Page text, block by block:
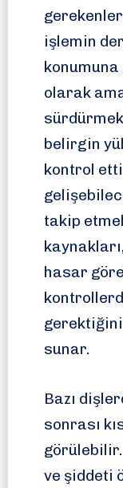
işlemin
olarak
belirgin
kontrol
takip
hasar
sunar.
Bazı
sonrası
ve şiddeti